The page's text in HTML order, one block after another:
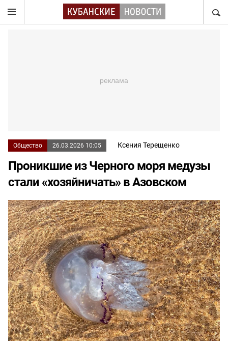
Общество 26.03.2026 10:05 Ксения Терещенко
Проникшие из Черного моря медузы
стали «хозяйничать» в Азовском